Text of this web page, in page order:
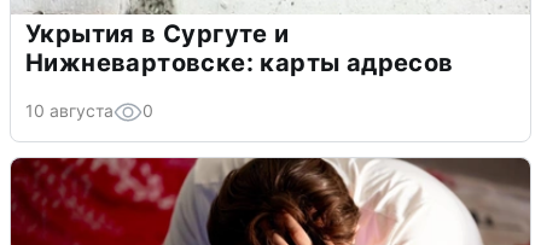
Укрытия в Сургуте и
Нижневартовске: карты адресов
10 августа 0